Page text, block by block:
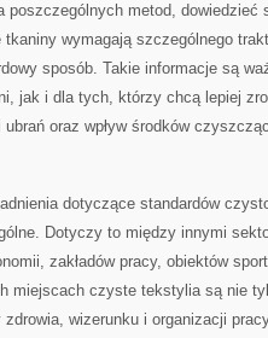
poszczególnych metod, dowiedzieć
wymagają szczególnego
sposób. Takie informacje są
jak i dla tych, którzy chcą lepiej
oraz wpływ środków
dotyczące standardów
Dotyczy to między innymi
zakładów pracy, obiektów
miejscach czyste tekstylia są nie
zdrowia, wizerunku i organizacji